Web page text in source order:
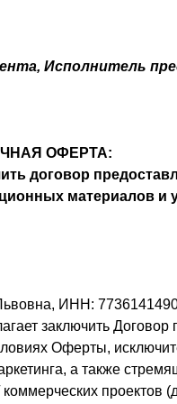
Исполнитель
ОФЕРТА:
договор
материалов и
ИНН:
заключить Договор
Оферты,
а также
проектов